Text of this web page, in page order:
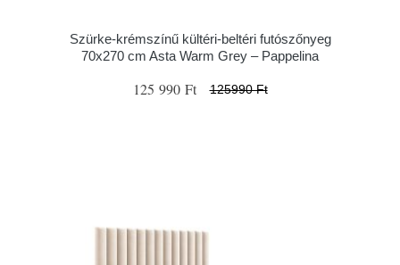
Szürke-krémszínű kültéri-beltéri futószőnyeg
70x270 cm Asta Warm Grey – Pappelina
125 990 Ft 125990 Ft